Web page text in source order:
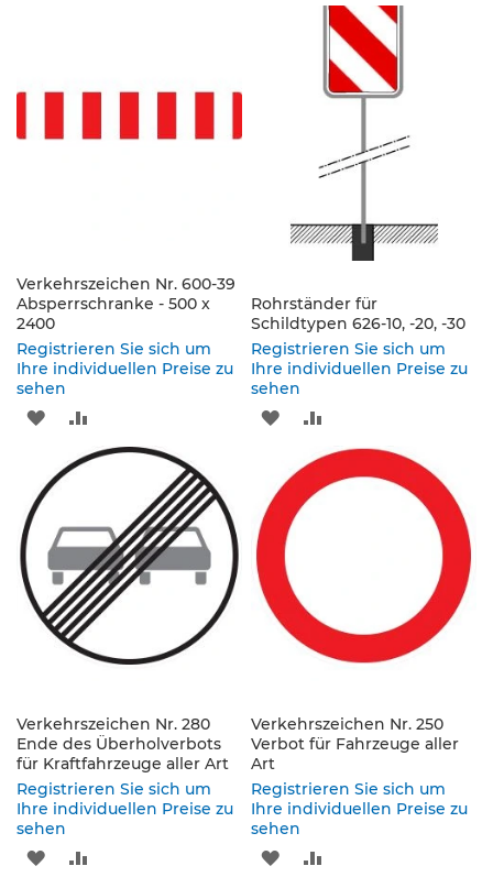
u
g
t
k
l
e
b
e
n
d
e
r
e
h
s
h
e
n
L
e
i
t
WUNSCHLISTE
HINZUFÜGEN
VERGLEICHSLISTE
HINZUFÜGEN
Verkehrszeichen Nr. 600-39
Absperrschranke - 500 x
2400
Registrieren Sie sich um
Ihre individuellen Preise zu
sehen
ZUR
WUNSCHLISTE
HINZUFÜGEN
VERGLEICHSLISTE
HINZUFÜGEN
Rohrständer für
Schildtypen 626-10, -20, -30
Registrieren Sie sich um
Ihre individuellen Preise zu
sehen
ZUR
WUNSCHLISTE
HINZUFÜGEN
VERGLEICHSLISTE
HINZUFÜGEN
Verkehrszeichen Nr. 280
Ende des Überholverbots
für Kraftfahrzeuge aller Art
Registrieren Sie sich um
Ihre individuellen Preise zu
sehen
ZUR
Verkehrszeichen Nr. 250
Verbot für Fahrzeuge aller
Art
Registrieren Sie sich um
Ihre individuellen Preise zu
sehen
ZUR